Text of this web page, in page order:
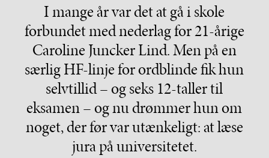
I mange år var det at gå i skole
forbundet med nederlag for 21-årige
Caroline Juncker Lind. Men på en
særlig HF-linje for ordblinde fik hun
selvtillid – og seks 12-taller til
eksamen – og nu drømmer hun om
noget, der før var utænkeligt: at læse
jura på universitetet.